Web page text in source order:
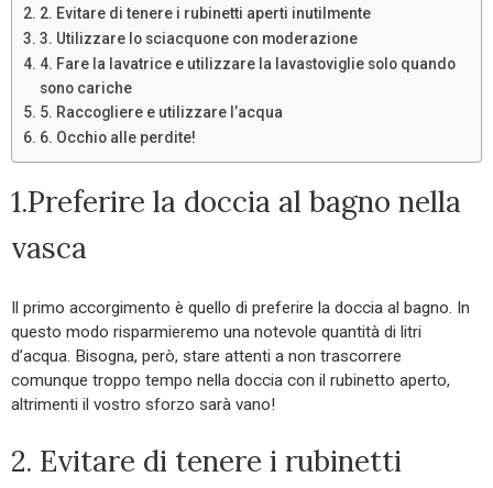
2. Evitare di tenere i rubinetti aperti inutilmente
3. Utilizzare lo sciacquone con moderazione
4. Fare la lavatrice e utilizzare la lavastoviglie solo quando
sono cariche
5. Raccogliere e utilizzare l’acqua
6. Occhio alle perdite!
1.Preferire la doccia al bagno nella
vasca
Il primo accorgimento è quello di preferire la doccia al bagno. In
questo modo risparmieremo una notevole quantità di litri
d’acqua. Bisogna, però, stare attenti a non trascorrere
comunque troppo tempo nella doccia con il rubinetto aperto,
altrimenti il vostro sforzo sarà vano!
2. Evitare di tenere i rubinetti